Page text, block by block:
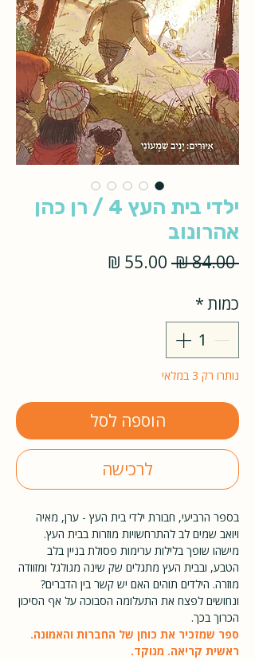
ילדי בית העץ 4 / רן כהן
אהרונוב
‏84.00 ‏₪
מחיר
כמות*
נותרו רק 3 במלאי
הוספה לסל
לרכישה
בספר הרביעי, חבורת ילדי בית העץ - ערן, מאיה
ויואב שמים לב להתרחשויות מוזרות בבית העץ.
מישהו שופך בלילות ערימות פסולת בניין בלב
הטבע, ובבית העץ מתגלים שק שינה מגולגל ומזוודה
מוזרה. הילדים תוהים האם יש קשר בין הדברים?
ונחושים לפצח את התעלומה הסבוכה על אף הסיכון
הכרוך בכך.
ספר שמזכיר את כוחן של החברות והאמונה.
ראשית קריאה. מנוקד.